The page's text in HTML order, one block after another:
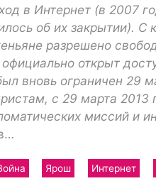
в Интернет (в 2007
об их закрытии).
разрешено
открыт
вновь ограничен 29
с 29 марта 2013
миссий и
Ярош Интернет